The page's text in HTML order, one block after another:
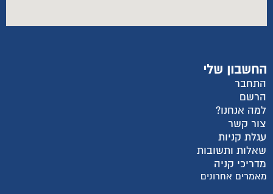
החשבון שלי
התחבר
הרשם
למה אנחנו?
צור קשר
עגלת קניות
שאלות ותשובות
מדריכי קניה
מאמרים אחרונים